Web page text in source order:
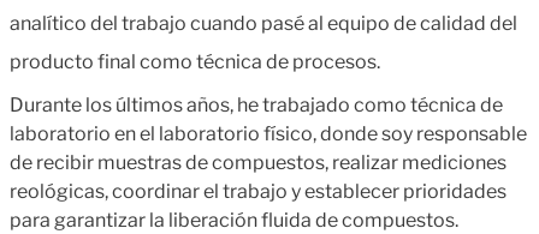
analítico del trabajo cuando pasé al equipo de calidad del
producto final como técnica de procesos.
Durante los últimos años, he trabajado como técnica de
laboratorio en el laboratorio físico, donde soy responsable
de recibir muestras de compuestos, realizar mediciones
reológicas, coordinar el trabajo y establecer prioridades
para garantizar la liberación fluida de compuestos.